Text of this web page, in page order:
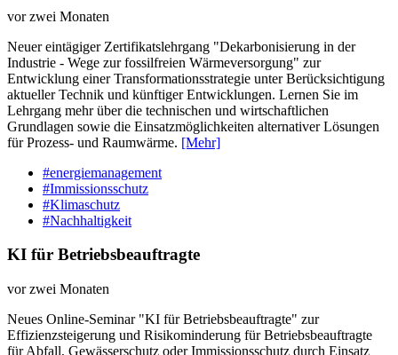
vor zwei Monaten
Neuer eintägiger Zertifikatslehrgang "Dekarbonisierung in der
Industrie - Wege zur fossilfreien Wärmeversorgung" zur
Entwicklung einer Transformationsstrategie unter Berücksichtigung
aktueller Technik und künftiger Entwicklungen. Lernen Sie im
Lehrgang mehr über die technischen und wirtschaftlichen
Grundlagen sowie die Einsatzmöglichkeiten alternativer Lösungen
für Prozess- und Raumwärme. [Mehr]
#energiemanagement
#Immissionsschutz
#Klimaschutz
#Nachhaltigkeit
KI für Betriebsbeauftragte
vor zwei Monaten
Neues Online-Seminar "KI für Betriebsbeauftragte" zur
Effizienzsteigerung und Risikominderung für Betriebsbeauftragte
für Abfall, Gewässerschutz oder Immissionsschutz durch Einsatz